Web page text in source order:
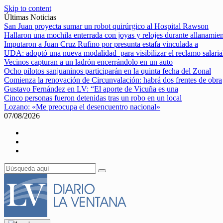
Skip to content
Últimas Noticias
San Juan proyecta sumar un robot quirúrgico al Hospital Rawson
Hallaron una mochila enterrada con joyas y relojes durante
Imputaron a Juan Cruz Rufino por presunta estafa vinculada a
UDA: adoptó una nueva modalidad para visibilizar el reclamo
Vecinos capturan a un ladrón encerrándolo en un auto
Ocho pilotos sanjuaninos participarán en la quinta fecha del Zonal
Comienza la renovación de Circunvalación: habrá dos frentes de obra
Gustavo Fernández en LV: “El aporte de Vicuña es una
Cinco personas fueron detenidas tras un robo en un local
Lozano: «Me preocupa el desencuentro nacional»
07/08/2026